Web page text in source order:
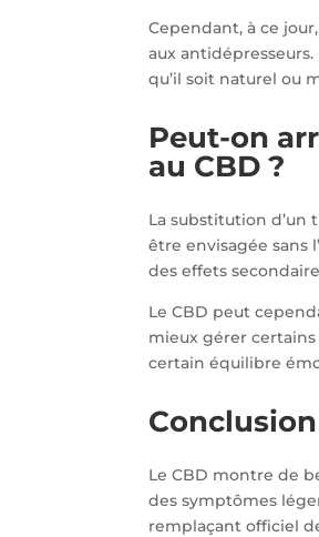
Cependant, à ce
aux
qu’il soit naturel ou
Peut-on
au CBD ?
La substitution
être envisagée sans
des effets
Le CBD peut
mieux gérer
certain équilibre
Le CBD montre de
des symptômes
remplaçant officiel